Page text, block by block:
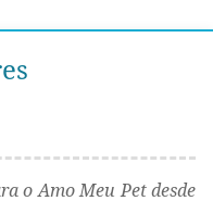
o Amo Meu Pet desde